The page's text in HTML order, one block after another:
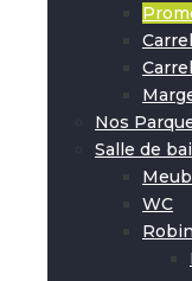
Nos
Salle de
WC